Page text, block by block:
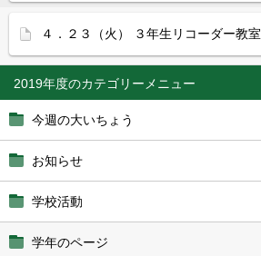
2019年度
今週の大いちょう
お知らせ
学校活動
学年のページ
４．２３（火） ３年生リコーダー教室